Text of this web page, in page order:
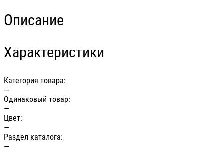
Описание
Характеристики
Категория товара:
—
Одинаковый товар:
—
Цвет:
—
Раздел каталога:
—